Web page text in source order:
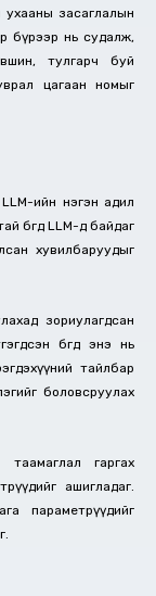
засаглалын
бүрээр нь судалж,
тулгарч буй
цагаан номыг
ийн нэгэн адил
бөгөөд LLM-д байдаг
хувилбаруудыг
зориулагдсан
бөгөөд энэ нь
тайлбар
боловсруулах
таамаглал гаргах
ашигладаг.
параметрүүдийг